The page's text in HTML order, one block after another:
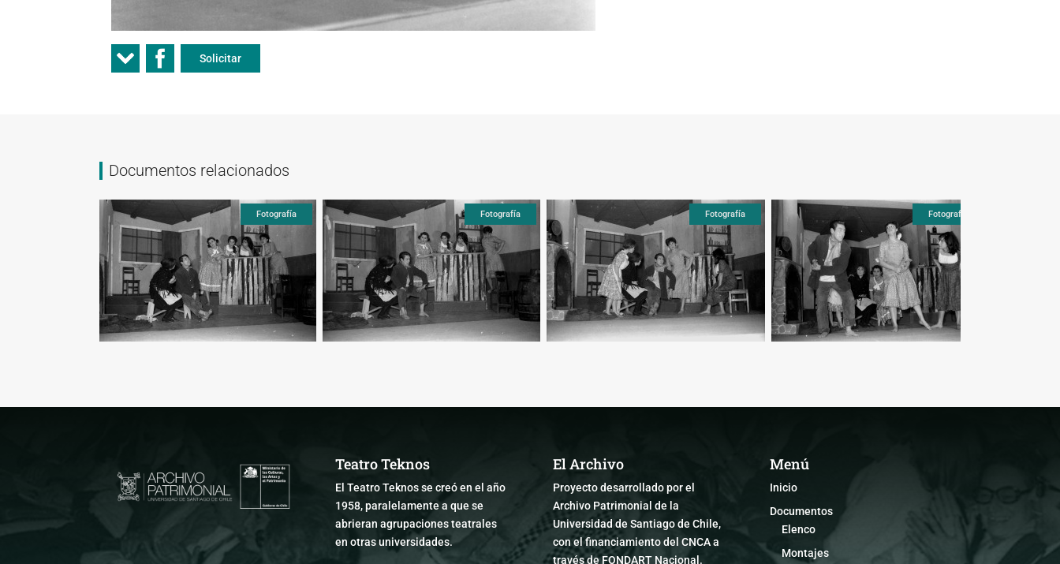
Solicitar
Documentos relacionados
Fotografía Fotografía Fotografía
Teatro Teknos
El Teatro Teknos se creó en el año
1958, paralelamente a que se
abrieran agrupaciones teatrales
en otras universidades.
El Archivo
Proyecto desarrollado por el
Archivo Patrimonial de la
Universidad de Santiago de Chile,
con el financiamiento del CNCA a
través de FONDART Nacional.
Menú
Inicio
Documentos
Elenco
Montajes